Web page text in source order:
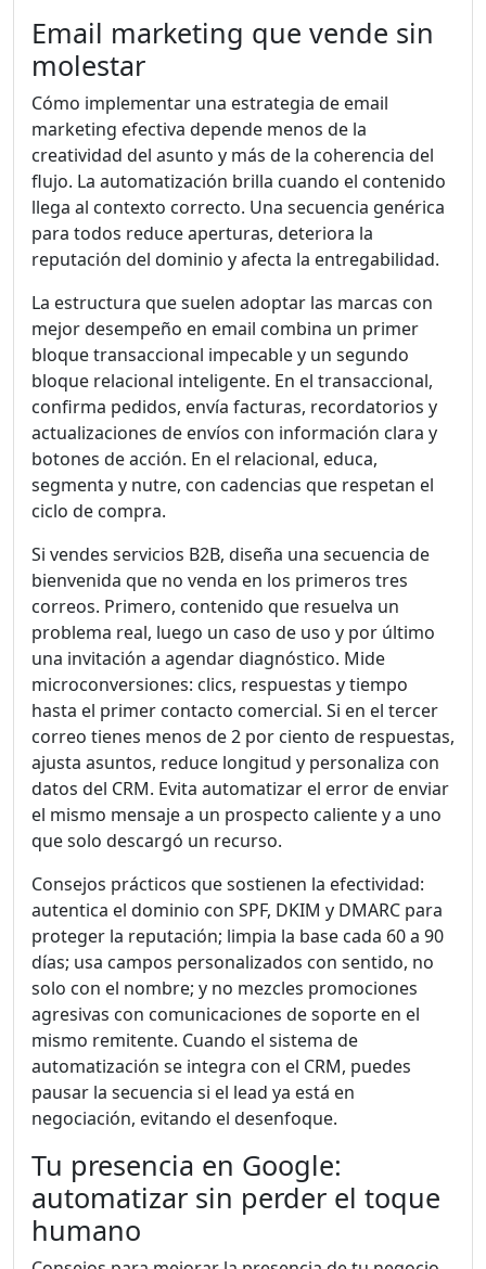
Email marketing que vende sin
molestar
Cómo implementar una estrategia de email
marketing efectiva depende menos de la
creatividad del asunto y más de la coherencia del
flujo. La automatización brilla cuando el contenido
llega al contexto correcto. Una secuencia genérica
para todos reduce aperturas, deteriora la
reputación del dominio y afecta la entregabilidad.
La estructura que suelen adoptar las marcas con
mejor desempeño en email combina un primer
bloque transaccional impecable y un segundo
bloque relacional inteligente. En el transaccional,
confirma pedidos, envía facturas, recordatorios y
actualizaciones de envíos con información clara y
botones de acción. En el relacional, educa,
segmenta y nutre, con cadencias que respetan el
ciclo de compra.
Si vendes servicios B2B, diseña una secuencia de
bienvenida que no venda en los primeros tres
correos. Primero, contenido que resuelva un
problema real, luego un caso de uso y por último
una invitación a agendar diagnóstico. Mide
microconversiones: clics, respuestas y tiempo
hasta el primer contacto comercial. Si en el tercer
correo tienes menos de 2 por ciento de respuestas,
ajusta asuntos, reduce longitud y personaliza con
datos del CRM. Evita automatizar el error de enviar
el mismo mensaje a un prospecto caliente y a uno
que solo descargó un recurso.
Consejos prácticos que sostienen la efectividad:
autentica el dominio con SPF, DKIM y DMARC para
proteger la reputación; limpia la base cada 60 a 90
días; usa campos personalizados con sentido, no
solo con el nombre; y no mezcles promociones
agresivas con comunicaciones de soporte en el
mismo remitente. Cuando el sistema de
automatización se integra con el CRM, puedes
pausar la secuencia si el lead ya está en
negociación, evitando el desenfoque.
Tu presencia en Google:
automatizar sin perder el toque
humano